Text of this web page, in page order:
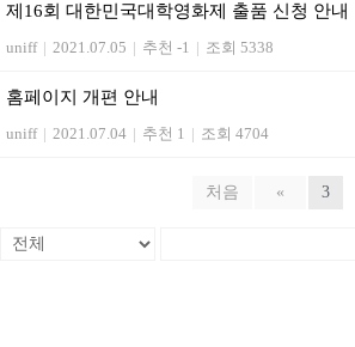
제16회 대한민국대학영화제 출품 신청 안내
uniff | 2021.07.05 | 추천 -1 | 조회 5338
홈페이지 개편 안내
uniff | 2021.07.04 | 추천 1 | 조회 4704
처음 « 3